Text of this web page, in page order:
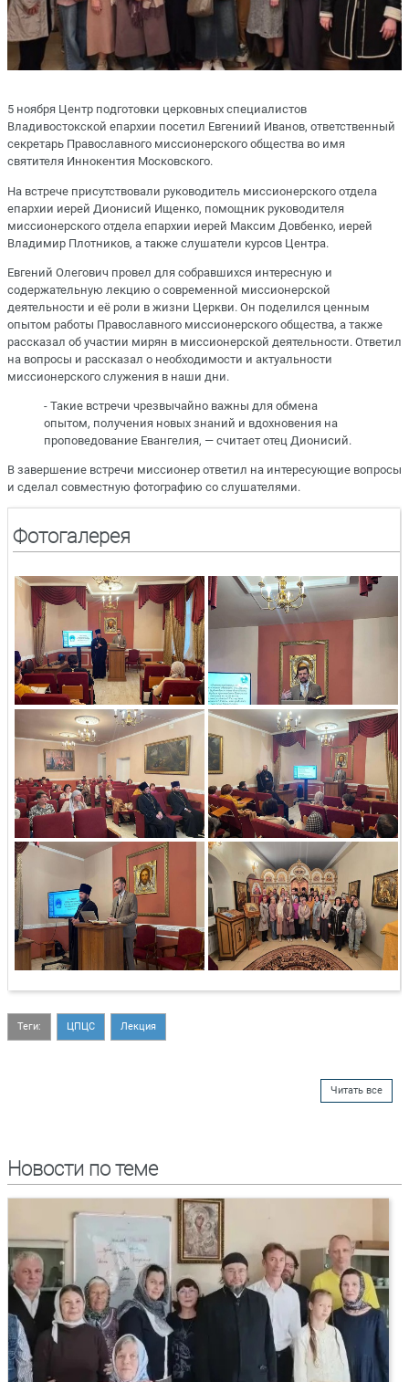
5 ноября Центр подготовки церковных специалистов
Владивостокской епархии посетил Евгениий Иванов, ответственный
секретарь Православного миссионерского общества во имя
святителя Иннокентия Московского.
На встрече присутствовали руководитель миссионерского отдела
епархии иерей Дионисий Ищенко, помощник руководителя
миссионерского отдела епархии иерей Максим Довбенко, иерей
Владимир Плотников, а также слушатели курсов Центра.
Евгений Олегович провел для собравшихся интересную и
содержательную лекцию о современной миссионерской
деятельности и её роли в жизни Церкви. Он поделился ценным
опытом работы Православного миссионерского общества, а также
рассказал об участии мирян в миссионерской деятельности. Ответил
на вопросы и рассказал о необходимости и актуальности
миссионерского служения в наши дни.
- Такие встречи чрезвычайно важны для обмена
опытом, получения новых знаний и вдохновения на
проповедование Евангелия, — считает отец Дионисий.
В завершение встречи миссионер ответил на интересующие вопросы
и сделал совместную фотографию со слушателями.
Фотогалерея
Теги: ЦПЦС Лекция
Читать все
Новости по теме